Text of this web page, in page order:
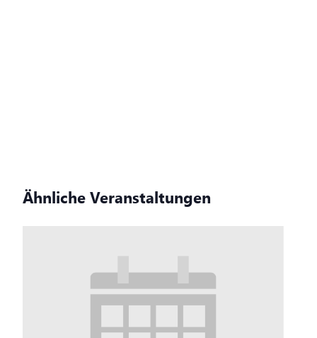
Ähnliche Veranstaltungen